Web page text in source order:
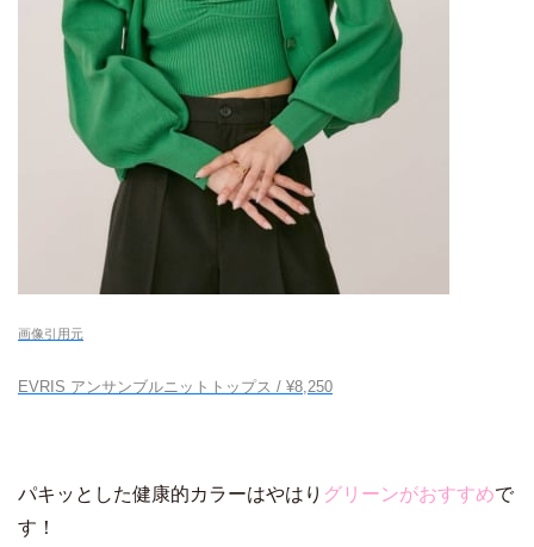
画像引用元
EVRIS アンサンブルニットトップス / ¥8,250
パキッとした健康的カラーはやはり グリーンがおすすめで
す！